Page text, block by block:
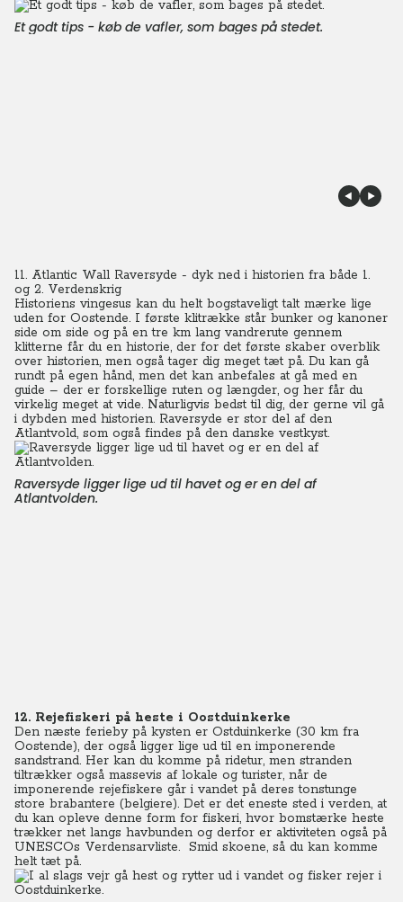
Et godt tips - køb de vafler, som bages på stedet.
11. Atlantic Wall Raversyde - dyk ned i historien fra både 1.
og 2. Verdenskrig
Historiens vingesus kan du helt bogstaveligt talt mærke lige
uden for Oostende. I første klitrække står bunker og kanoner
side om side og på en tre km lang vandrerute gennem
klitterne får du en historie, der for det første skaber overblik
over historien, men også tager dig meget tæt på. Du kan gå
rundt på egen hånd, men det kan anbefales at gå med en
guide – der er forskellige ruten og længder, og her får du
virkelig meget at vide. Naturligvis bedst til dig, der gerne vil gå
i dybden med historien. Raversyde er stor del af den
Atlantvold, som også findes på den danske vestkyst.
Raversyde ligger lige ud til havet og er en del af
Atlantvolden.
12. Rejefiskeri på heste i Oostduinkerke
Den næste ferieby på kysten er Ostduinkerke (30 km fra
Oostende), der også ligger lige ud til en imponerende
sandstrand. Her kan du komme på ridetur, men stranden
tiltrækker også massevis af lokale og turister, når de
imponerende rejefiskere går i vandet på deres tonstunge
store brabantere (belgiere). Det er det eneste sted i verden, at
du kan opleve denne form for fiskeri, hvor bomstærke heste
trækker net langs havbunden og derfor er aktiviteten også på
UNESCOs Verdensarvliste. Smid skoene, så du kan komme
helt tæt på.